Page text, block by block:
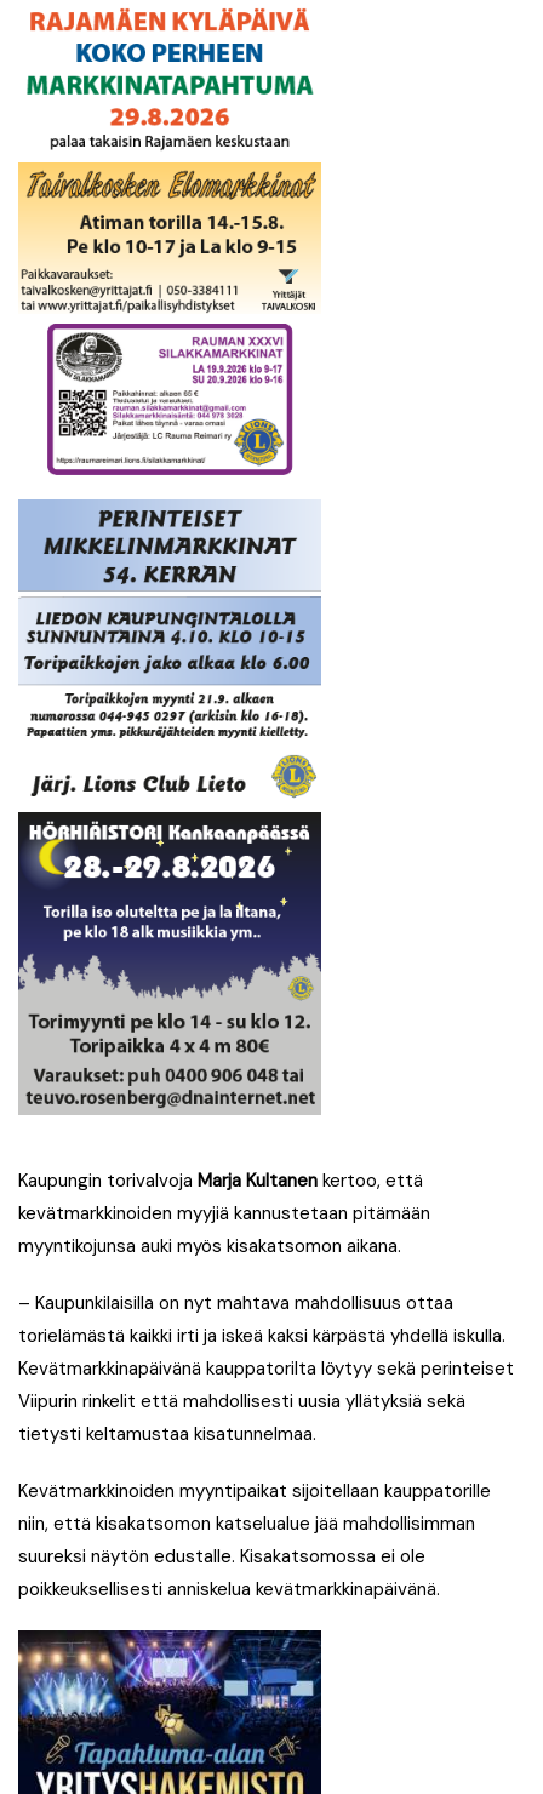
Kaupungin torivalvoja Marja Kultanen kertoo, että
kevätmarkkinoiden myyjiä kannustetaan pitämään
myyntikojunsa auki myös kisakatsomon aikana.
– Kaupunkilaisilla on nyt mahtava mahdollisuus ottaa
torielämästä kaikki irti ja iskeä kaksi kärpästä yhdellä iskulla.
Kevätmarkkinapäivänä kauppatorilta löytyy sekä perinteiset
Viipurin rinkelit että mahdollisesti uusia yllätyksiä sekä
tietysti keltamustaa kisatunnelmaa.
Kevätmarkkinoiden myyntipaikat sijoitellaan kauppatorille
niin, että kisakatsomon katselualue jää mahdollisimman
suureksi näytön edustalle. Kisakatsomossa ei ole
poikkeuksellisesti anniskelua kevätmarkkinapäivänä.